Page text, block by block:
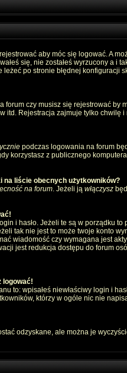
aby móc się logować. A
się, nie zostałeś wyrzucony a i
po stronie błędnej konfiguracji
forum czy musisz się rejestrować
itd. Rejestracja zajmuje tylko chwilę
podczas logowania na forum
korzystasz z publicznego
na liście obecnych użytkowników?
na forum. Jeżeli ją włączysz
i hasło. Jeżeli te są w porządku
tak nie jest to może twoje konto
wiadomość czy wymagana jest
jest redukcja dostępu do forum
logować!
to: wpisałeś niewłaściwy login i
którzy w ogóle nic nie
odzyskane, ale można je